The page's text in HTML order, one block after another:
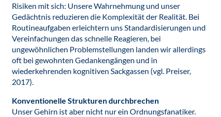
Risiken mit sich: Unsere Wahrnehmung und unser
Gedächtnis reduzieren die Komplexität der Realität. Bei
Routineaufgaben erleichtern uns Standardisierungen und
Vereinfachungen das schnelle Reagieren, bei
ungewöhnlichen Problemstellungen landen wir allerdings
oft bei gewohnten Gedankengängen und in
wiederkehrenden kognitiven Sackgassen (vgl. Preiser,
2017).
Konventionelle Strukturen durchbrechen
Unser Gehirn ist aber nicht nur ein Ordnungsfanatiker.